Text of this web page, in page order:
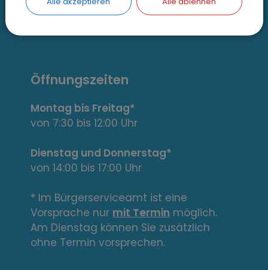
s
s
n
t
e
L
i
n
k
s
Erklärung zur Barrierefreiheit
Öffnungszeiten
Montag bis Freitag*
von 7:30 bis 12:00 Uhr
Dienstag und Donnerstag*
von 14:00 bis 17:00 Uhr
* Im Bürgerserviceamt ist eine
Vorsprache nur mit Termin möglich.
Am Dienstag können Sie zusätzlich
ohne Termin vorsprechen.